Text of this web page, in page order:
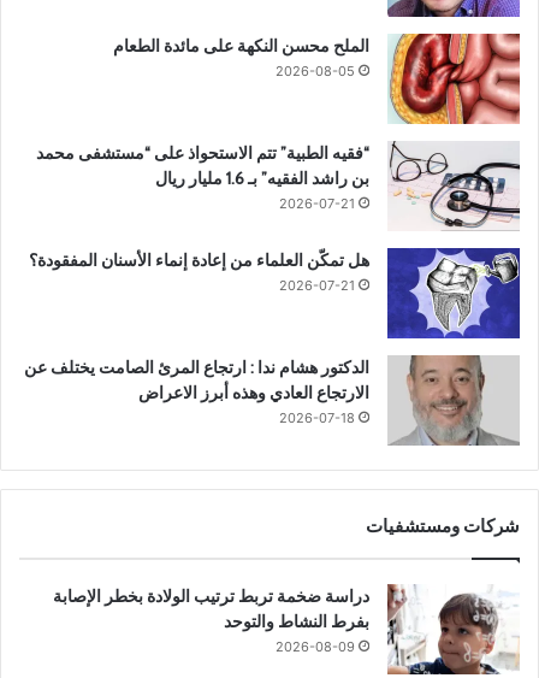
الملح محسن النكهة على مائدة الطعام
2026-08-05
“فقيه الطبية” تتم الاستحواذ على “مستشفى محمد
بن راشد الفقيه” بـ 1.6 مليار ريال
2026-07-21
هل تمكّن العلماء من إعادة إنماء الأسنان المفقودة؟
2026-07-21
الدكتور هشام ندا : ارتجاع المرئ الصامت يختلف عن
الارتجاع العادي وهذه أبرز الاعراض
2026-07-18
شركات ومستشفيات
دراسة ضخمة تربط ترتيب الولادة بخطر الإصابة
بفرط النشاط والتوحد
2026-08-09